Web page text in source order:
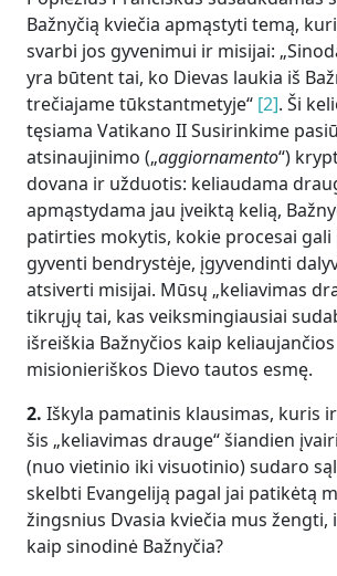
Bažnyčią kviečia apmąstyti temą,
svarbi jos gyvenimui ir misijai:
yra būtent tai, ko Dievas laukia iš
trečiajame tūkstantmetyje“ [2]. Ši
tęsiama Vatikano II Susirinkime
atsinaujinimo („aggiornamento“)
dovana ir užduotis: keliaudama
apmąstydama jau įveiktą kelią,
patirties mokytis, kokie procesai gali
gyventi bendrystėje, įgyvendinti
atsiverti misijai. Mūsų „keliavimas
tikrųjų tai, kas veiksmingiausiai
išreiškia Bažnyčios kaip
misionieriškos Dievo tautos esmę.
2. Iškyla pamatinis klausimas, kuris
šis „keliavimas drauge“ šiandien
(nuo vietinio iki visuotinio) sudaro
skelbti Evangeliją pagal jai patikėtą
žingsnius Dvasia kviečia mus
kaip sinodinė Bažnyčia?